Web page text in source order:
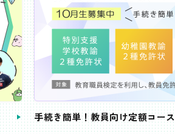
手続き簡単！教員向け定額コース